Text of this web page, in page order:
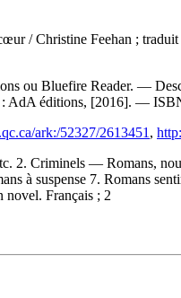
/ Christine Feehan ;
ou Bluefire Reader. —
: AdA éditions, [2016]. —
ark:/52327/2613451 ,
2. Criminels — Romans,
à suspense 7. Romans
novel. Français ; 2